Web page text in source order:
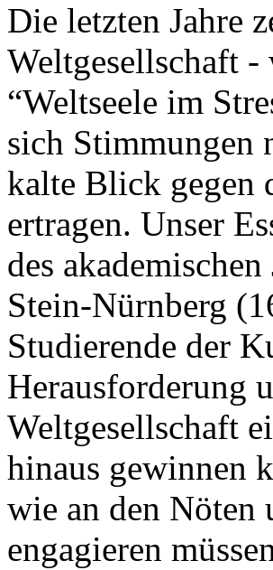
Die letzten Jahre
Weltgesellschaft
“Weltseele im
sich Stimmungen
kalte Blick gegen
ertragen. Unser
des
Stein-Nürnberg
Studierende der
Herausforderung
Weltgesellschaft
hinaus gewinnen
wie an den Nöten
engagieren